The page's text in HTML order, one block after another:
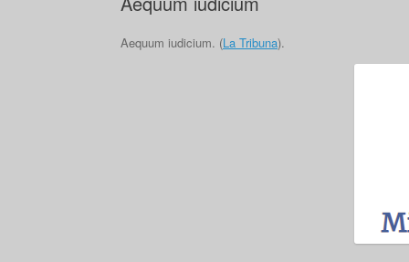
Aequum iudicium. (La Tribuna).